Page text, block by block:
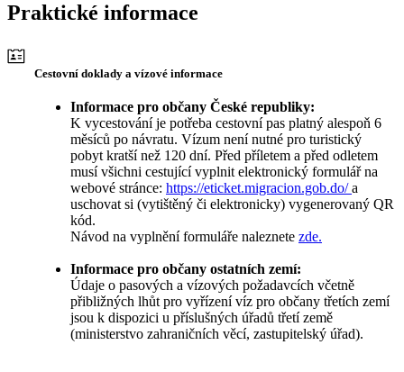
Praktické informace
Cestovní doklady a vízové informace
Informace pro občany České republiky:
K vycestování je potřeba cestovní pas platný alespoň 6
měsíců po návratu. Vízum není nutné pro turistický
pobyt kratší než 120 dní. Před příletem a před odletem
musí všichni cestující vyplnit elektronický formulář na
webové stránce: https://eticket.migracion.gob.do/a
uschovat si (vytištěný či elektronicky) vygenerovaný QR
kód.
Návod na vyplnění formuláře naleznete zde.
Informace pro občany ostatních zemí:
Údaje o pasových a vízových požadavcích včetně
přibližných lhůt pro vyřízení víz pro občany třetích zemí
jsou k dispozici u příslušných úřadů třetí země
(ministerstvo zahraničních věcí, zastupitelský úřad).